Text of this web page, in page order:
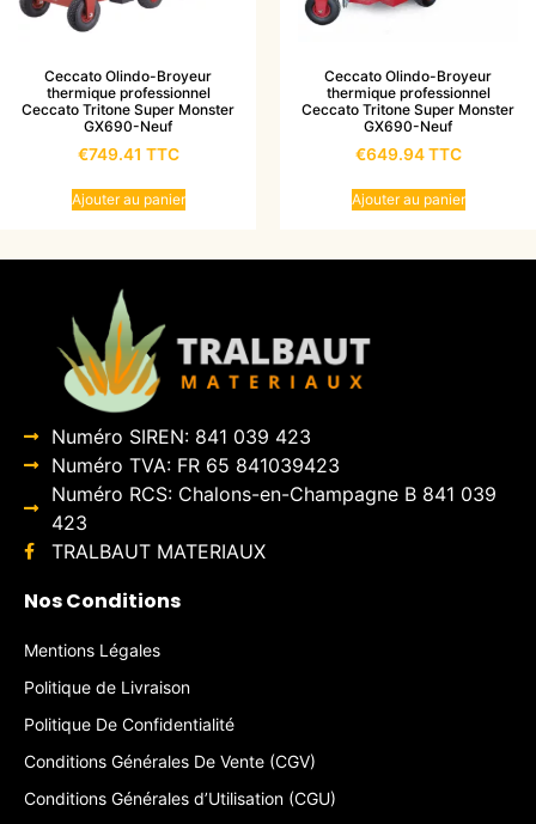
Ceccato Olindo-Broyeur
thermique professionnel
Ceccato Tritone Super Monster
GX690-Neuf
€749.41 TTC
Ajouter au panier
Ceccato Olindo-Broyeur
thermique professionnel
Ceccato Tritone Super Monster
GX690-Neuf
€649.94TTC
Ajouter au panier
Numéro SIREN: 841 039 423
Numéro TVA: FR 65 841039423
Numéro RCS: Chalons-en-Champagne B 841 039
423
TRALBAUT MATERIAUX
Nos Conditions
Mentions Légales
Politique de Livraison
Politique De Confidentialité
Conditions Générales De Vente (CGV)
Conditions Générales d’Utilisation (CGU)